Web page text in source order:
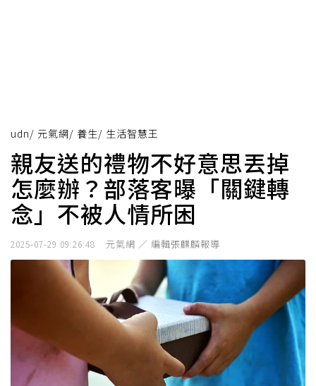
udn/ 元氣網/ 養生/ 生活智慧王
親友送的禮物不好意思丟掉
怎麼辦？部落客曝「關鍵轉
念」不被人情所困
2025-07-29 09:26:48 元氣網 ／ 編輯張麒麟報導